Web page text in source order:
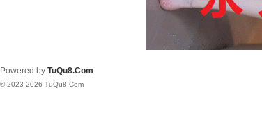
Powered by TuQu8.Com
© 2023-2026 TuQu8.Com